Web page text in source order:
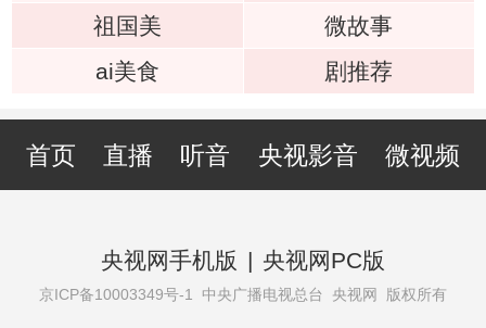
祖国美
微故事
ai美食
剧推荐
首页 直播 听音 央视影音 微视频
央视网手机版 | 央视网PC版
京ICP备10003349号-1 中央广播电视总台 央视网 版权所有